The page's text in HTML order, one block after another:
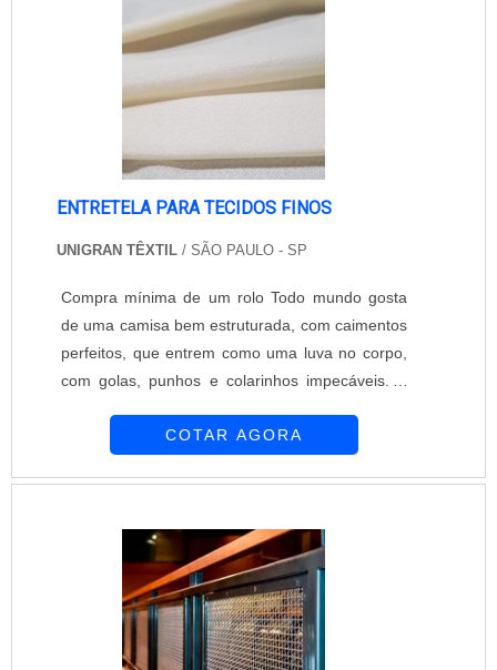
ENTRETELA PARA TECIDOS FINOS
UNIGRAN TÊXTIL / SÃO PAULO - SP
Compra mínima de um rolo Todo mundo gosta
de uma camisa bem estruturada, com caimentos
perfeitos, que entrem como uma luva no corpo,
com golas, punhos e colarinhos impecáveis. E
modo é a entretela para tecidos finos. A
encontrar uma série de variações de entretelas,
COTAR AGORA